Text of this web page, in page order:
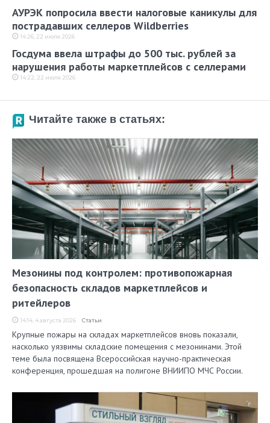
АУРЭК попросила ввести налоговые каникулы для
пострадавших селлеров Wildberries
14:26, 22 июля 2026
Госдума ввела штрафы до 500 тыс. рублей за
нарушения работы маркетплейсов с селлерами
14:22, 22 июля 2026
Читайте также в статьях:
Мезонины под контролем: противопожарная
безопасность складов маркетплейсов и
ритейлеров
14:14, 4 августа 2026 Статьи
Крупные пожары на складах маркетплейсов вновь показали,
насколько уязвимы складские помещения с мезонинами. Этой
теме была посвящена Всероссийская научно-практическая
конференция, прошедшая на полигоне ВНИИПО МЧС России.